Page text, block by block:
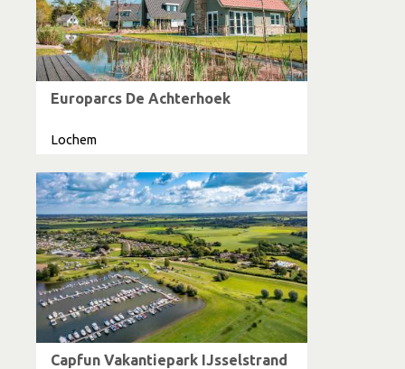
Europarcs De Achterhoek
Lochem
Capfun Vakantiepark IJsselstrand